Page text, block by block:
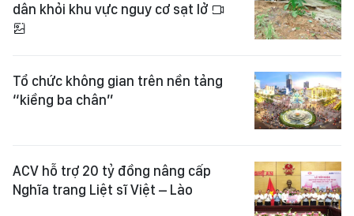
dân khỏi khu vực nguy cơ sạt lở
Tổ chức không gian trên nền tảng
“kiềng ba chân”
ACV hỗ trợ 20 tỷ đồng nâng cấp
Nghĩa trang Liệt sĩ Việt – Lào